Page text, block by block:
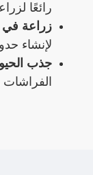
رائعًا
زراعة في
لإنشاء
جذب
الفراشات